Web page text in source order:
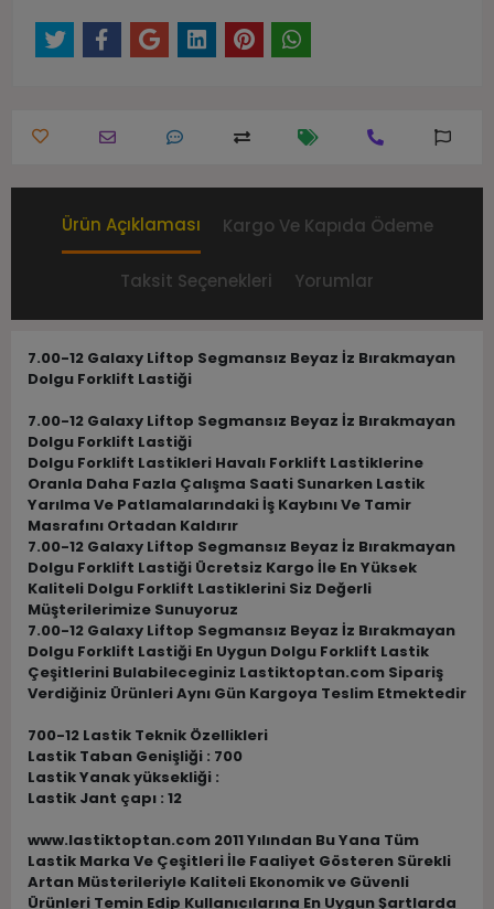
Ürün Açıklaması Kargo Ve Kapıda Ödeme
Taksit Seçenekleri Yorumlar
7.00-12 Galaxy Liftop Segmansız Beyaz İz Bırakmayan
Dolgu Forklift Lastiği
7.00-12 Galaxy Liftop Segmansız Beyaz İz Bırakmayan
Dolgu Forklift Lastiği
Dolgu Forklift Lastikleri Havalı Forklift Lastiklerine
Oranla Daha Fazla Çalışma Saati Sunarken Lastik
Yarılma Ve Patlamalarındaki İş Kaybını Ve Tamir
Masrafını Ortadan Kaldırır
7.00-12 Galaxy Liftop Segmansız Beyaz İz Bırakmayan
Dolgu Forklift Lastiği Ücretsiz Kargo İle En Yüksek
Kaliteli Dolgu Forklift Lastiklerini Siz Değerli
Müşterilerimize Sunuyoruz
7.00-12 Galaxy Liftop Segmansız Beyaz İz Bırakmayan
Dolgu Forklift Lastiği En Uygun Dolgu Forklift Lastik
Çeşitlerini Bulabileceginiz Lastiktoptan.com Sipariş
Verdiğiniz Ürünleri Aynı Gün Kargoya Teslim Etmektedir
700-12 Lastik Teknik Özellikleri
Lastik Taban Genişliği : 700
Lastik Yanak yüksekliği :
Lastik Jant çapı : 12
www.lastiktoptan.com 2011 Yılından Bu Yana Tüm
Lastik Marka Ve Çeşitleri İle Faaliyet Gösteren Sürekli
Artan Müsterileriyle Kaliteli Ekonomik ve Güvenli
Ürünleri Temin Edip Kullanıcılarına En Uygun Şartlarda